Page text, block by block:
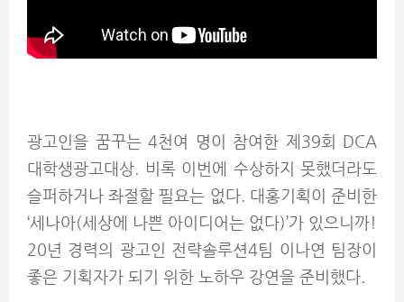
광고인을 꿈꾸는 4천여 명이 참여한 제39회 DCA
대학생광고대상. 비록 이번에 수상하지 못했더라도
슬퍼하거나 좌절할 필요는 없다. 대홍기획이 준비한
‘세나아(세상에 나쁜 아이디어는 없다)’가 있으니까!
20년 경력의 광고인 전략솔루션4팀 이나연 팀장이
좋은 기획자가 되기 위한 노하우 강연을 준비했다.